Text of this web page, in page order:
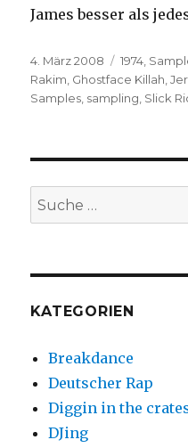
James besser als
Veröffentlicht
am
4. März 2008 Kategorien
1974,
Rakim, Ghostface Killah,
Samples, sampling, Slick
Suche
nach:
KATEGORIEN
Breakdance
Deutscher Rap
Diggin in the
DJing